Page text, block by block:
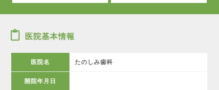
医院基本情報
医院名 たのしみ歯科
開院年月日